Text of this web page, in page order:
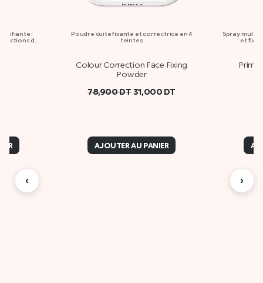
:
de
Poudre cuite fixante et correctrice en 4
teintes
Colour Correction Face Fixing
Powder
78,900DT 31,000 DT
AJOUTER AU PANIER
Spray
et
Prime
‹ ›